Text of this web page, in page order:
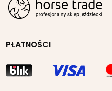
PŁATNOŚCI